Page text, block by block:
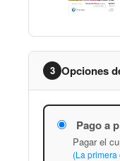
3 Opciones
Pago a
Pagar el
(La